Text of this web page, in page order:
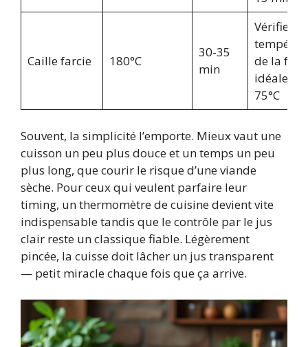
Caille farcie 180°C
30-35
min
Vérifier la
de la
75°C
Souvent, la simplicité l’emporte. Mieux vaut une
cuisson un peu plus douce et un temps un peu
plus long, que courir le risque d’une viande
sèche. Pour ceux qui veulent parfaire leur
timing, un thermomètre de cuisine devient vite
indispensable tandis que le contrôle par le jus
clair reste un classique fiable. Légèrement
pincée, la cuisse doit lâcher un jus transparent
— petit miracle chaque fois que ça arrive.